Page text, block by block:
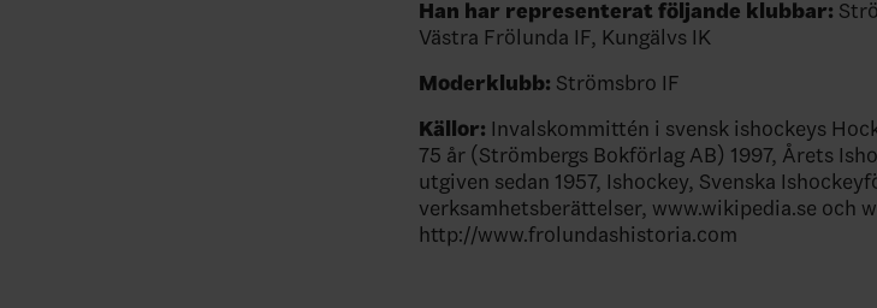
Han har representerat följande klubbar:
Västra Frölunda IF, Kungälvs IK
Moderklubb: Strömsbro IF
Källor: Invalskommittén i svensk ishockeys
75 år (Strömbergs Bokförlag AB) 1997, Årets
utgiven sedan 1957, Ishockey, Svenska
verksamhetsberättelser, www.wikipedia.se och
http://www.frolundashistoria.com